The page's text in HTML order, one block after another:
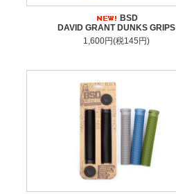
BSD
DAVID GRANT DUNKS GRIPS
1,600円(税145円)